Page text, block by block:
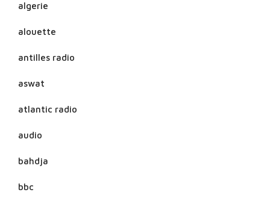
algerie
alouette
antilles radio
aswat
atlantic radio
audio
bahdja
bbc